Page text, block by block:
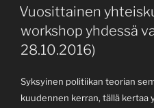
Vuosittainen
workshop yhdessä
28.10.2016)
Syksyinen politiikan teorian
kuudennen kerran, tällä kertaa